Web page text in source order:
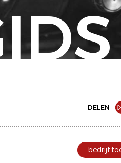
DELEN
bedrijf